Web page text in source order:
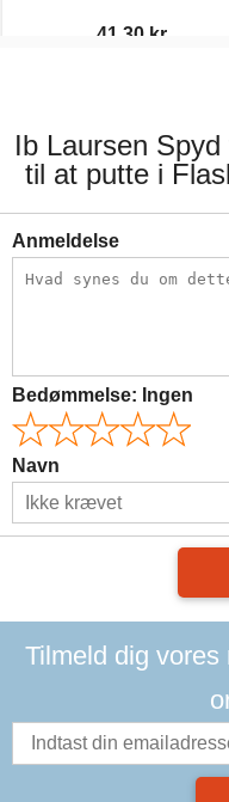
41,30 kr.
Ib Laursen
til at putte i
Anmeldelse
Bedømmelse: Ingen
Navn
Tilmeld dig